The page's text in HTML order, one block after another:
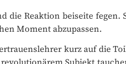
Reaktion beiseite fegen.
Moment abzupassen.
kurz auf die
Subjekt